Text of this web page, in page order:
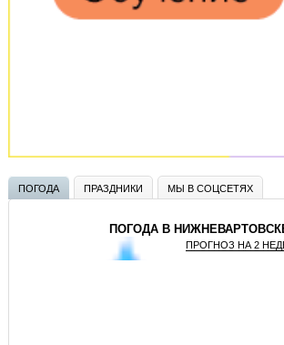
ПОГОДА ПРАЗДНИКИ МЫ В СОЦСЕТЯХ
ПОГОДА В
ПРОГНОЗ НА 2